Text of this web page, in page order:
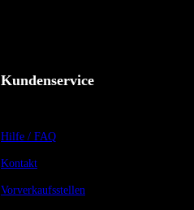
Kundenservice
Hilfe / FAQ
Kontakt
Vorverkaufsstellen